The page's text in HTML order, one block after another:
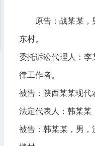
原告：战某某
东村。
委托诉讼代理人：
律工作者。
被告：陕西某某现代
法定代表人：韩某某
被告：韩某某，男